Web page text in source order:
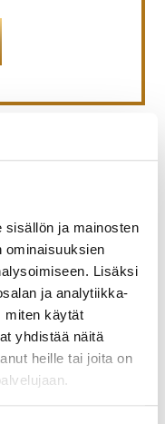
sisällön ja mainosten
ominaisuuksien
Lisäksi
ja analytiikka-
miten käytät
yhdistää näitä
heille tai joita on
205 VAUGHAN
BIG DATE